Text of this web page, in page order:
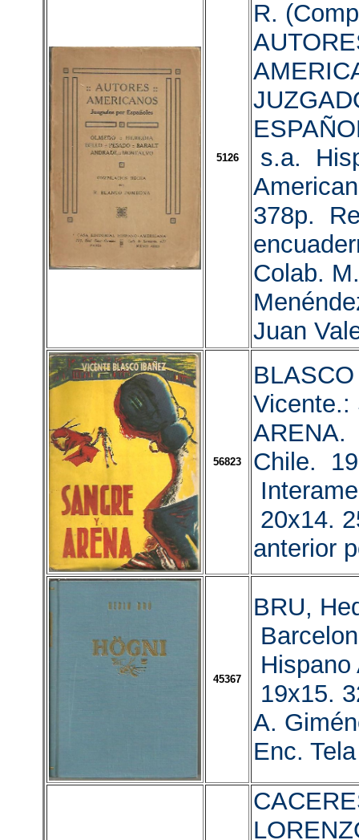
5126
R.
s.a.
378p.
Colab.
Juan
56823
Vicente.:
ARENA.
Chile.
20x14.
anterior
45367
BRU,
Hispano
19x15.
A.
Enc.